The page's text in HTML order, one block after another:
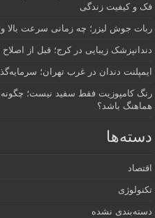
فک و کیفیت زندگی
ربات جوش لیزر؛ چه زمانی سرعت بالا
دندانپزشک زیبایی در کرج؛ قبل از اصلاح
ایمپلنت دندان در غرب تهران؛
رنگ کامپوزیت فقط سفید نیست؛ چگونه
هماهنگ باشد؟
دسته‌ها
اقتصاد
تکنولوژی
دسته‌بندی نشده